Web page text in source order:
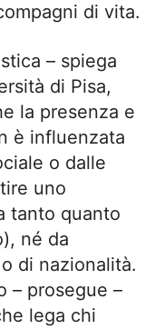
di vita.
– spiega
di Pisa,
la presenza e
è influenzata
o dalle
uno
tanto quanto
né da
di nazionalità.
– prosegue –
lega chi